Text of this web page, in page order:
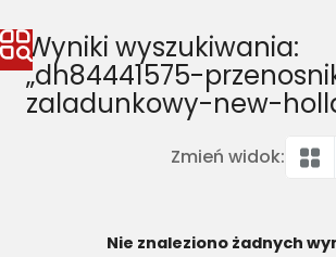
Wyniki wyszukiwania:
„dh84441575-
zaladunkowy-new-
Zmień widok:
Nie znaleziono żadnych